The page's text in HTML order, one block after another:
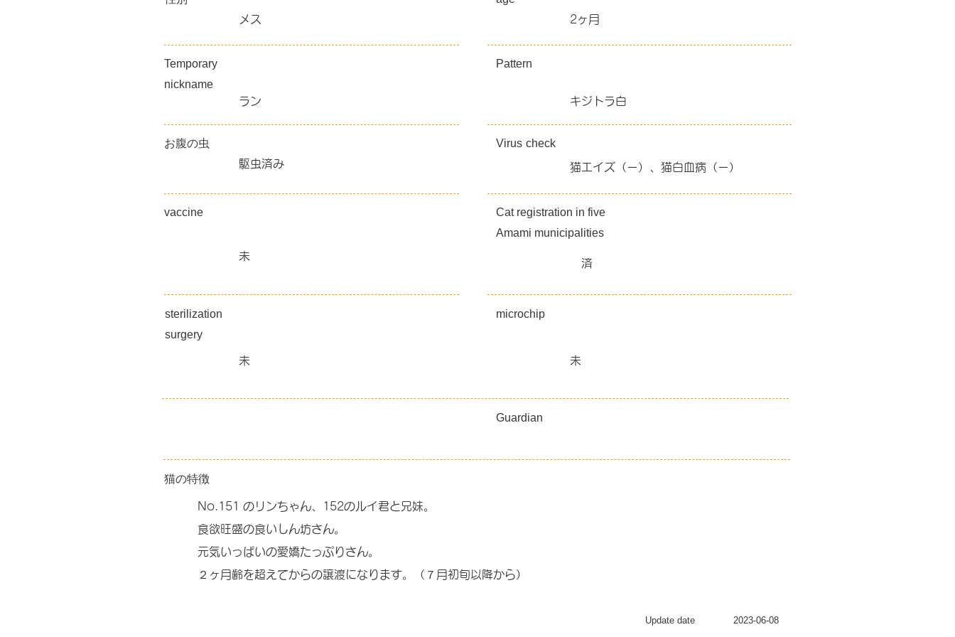
メス
Temporary
nickname
ラン
​お腹の虫
駆虫済み
vaccine
未
sterilization
surgery
未
2ヶ月
Pattern
キジトラ白
Virus check
猫エイズ（ー）、猫白血病（ー）
Cat registration in five
Amami municipalities
済
microchip
未
Guardian
猫の特徴
No.151 のリンちゃん、152のルイ君と兄妹。
食欲旺盛の食いしん坊さん。
元気いっぱいの愛嬌たっぷりさん。
２ヶ月齢を超えてからの譲渡になります。（７月初旬以降から）
Update date 2023-06-08